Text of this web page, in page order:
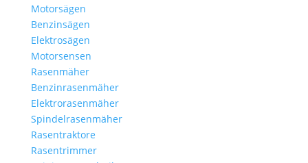
Motorsägen
Benzinsägen
Elektrosägen
Motorsensen
Rasenmäher
Benzinrasenmäher
Elektrorasenmäher
Spindelrasenmäher
Rasentraktore
Rasentrimmer